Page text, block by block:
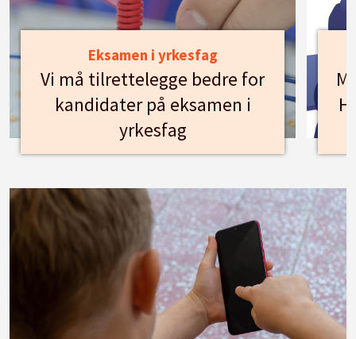
Eksamen i yrkesfag
Vi må tilrettelegge bedre for
kandidater på eksamen i
yrkesfag